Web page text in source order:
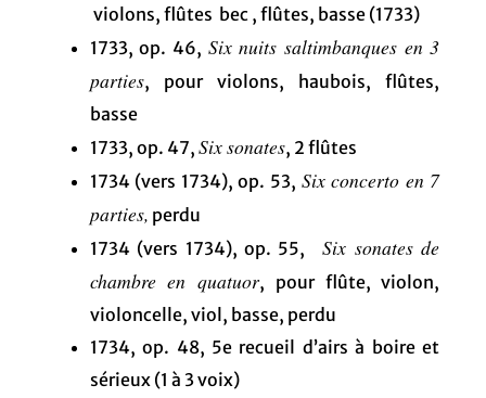
violons, flûtes bec , flûtes, basse (1733)
1733, op. 46, Six nuits saltimbanques en 3
parties, pour violons, haubois, flûtes,
basse
1733, op. 47, Six sonates, 2 flûtes
1734 (vers 1734), op. 53, Six concerto en 7
parties, perdu
1734 (vers 1734), op. 55,
Six sonates de
chambre en quatuor, pour flûte, violon,
violoncelle, viol, basse, perdu
1734, op. 48, 5e recueil d’airs à boire et
sérieux (1 à 3 voix)